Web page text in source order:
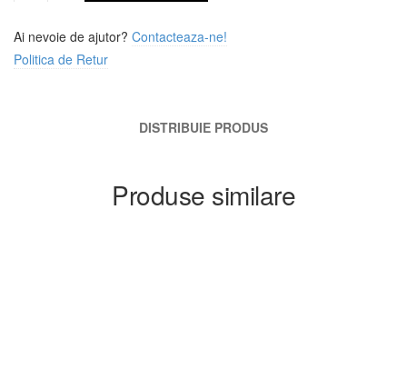
Ai nevoie de ajutor? Contacteaza-ne!
Politica de Retur
DISTRIBUIE PRODUS
Produse similare